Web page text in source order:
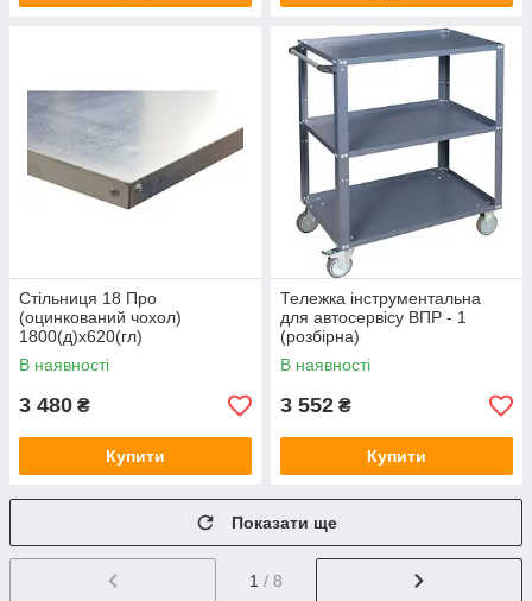
Стільниця 18 Про
(оцинкований чохол)
1800(д)х620(гл)
В наявності
3 480 ₴
Купити
Тележка інструментальна
для автосервісу ВПР - 1
(розбірна)
900(в)х750(ш)х460(гл)
В наявності
3 552 ₴
Купити
Показати ще
1 / 8